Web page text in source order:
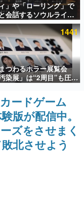
ュー数万以上！ などな
ァミ渾身の“殿堂入り”記
製作時のエピソードをお
）とは何か？を探ってい
赫本』は、〈試験問題〉
」や「ローリング」で
会話するソウルライク
ム『小早川さんはソウ
』無料公開。返事に失
「YOU DIED」
1441
つわるホラー展覧会
染展」は“2周目”も圧倒
しろい。自分の記憶
された”ことに気づいた
示の意味が変わる。1周
ーとして、2周目はミス
解決編として【ネタバ
ードゲーム
版が配信中。
ズをさせまく
北させよう